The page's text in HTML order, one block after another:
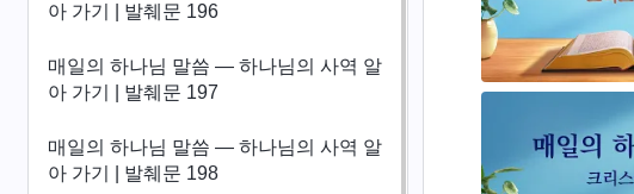
아 가기 | 발췌문 196
매일의 하나님 말씀 ― 하나님의 사역 알
아 가기 | 발췌문 197
매일의 하나님 말씀 ― 하나님의 사역 알
아 가기 | 발췌문 198